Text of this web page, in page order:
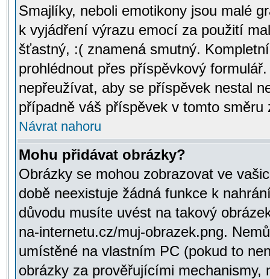
Smajlíky, neboli emotikony jsou malé
k vyjádření výrazu emocí za použití
šťastný, :( znamená smutný.
prohlédnout přes příspěvkový
nepřeužívat, aby se příspěvek nestal
případně váš příspěvek v tomto směru
Návrat nahoru
Mohu přidávat obrázky?
Obrázky se mohou zobrazovat ve
době neexistuje žádná funkce k
důvodu musíte uvést na takový
na-internetu.cz/muj-obrazek.png.
umístěné na vlastním PC (pokud to
obrázky za prověřujícími mechanismy,